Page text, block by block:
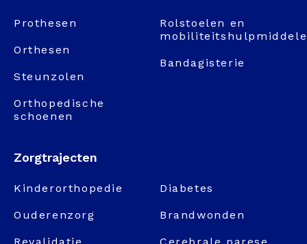
Prothesen
Orthesen
Steunzolen
Orthopedische
schoenen
Rolstoelen en
Bandagisterie
Zorgtrajecten
Kinderorthopedie
Ouderenzorg
Diabetes
Brandwonden